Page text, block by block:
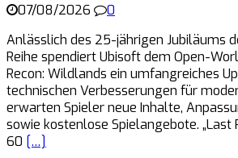
07/08/2026
0
Anlässlich des 25-jährigen Jubiläums
Reihe spendiert Ubisoft dem Open-
Recon: Wildlands ein umfangreiches
technischen Verbesserungen für
erwarten Spieler neue Inhalte,
sowie kostenlose Spielangebote. „Last
60 […]